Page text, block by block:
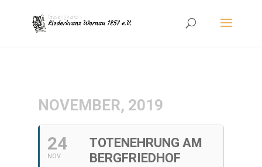
NOVEMBER, 2019
24
NOV
TOTENEHRUNG AM
BERGFRIEDHOF